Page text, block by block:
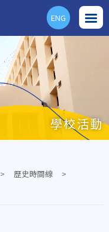
ENG
學校活動
> 歷史時間線
>